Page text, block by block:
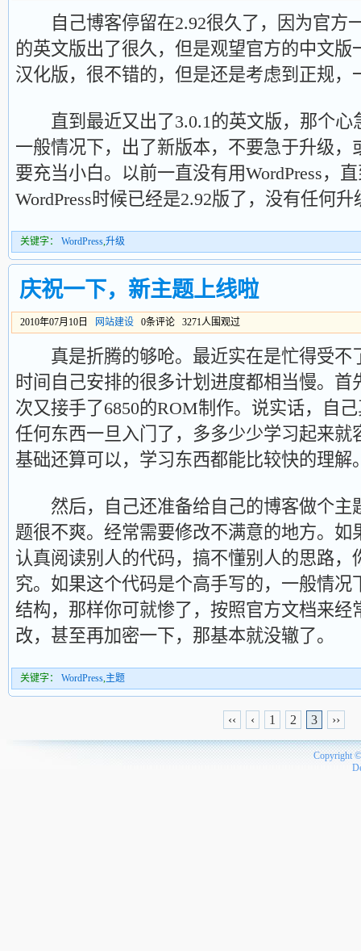
自己博客停留在2.92很久了，因为官方
的英文版出了很久，但是观望官方的中文版
汉化版，很不错的，但是还是考虑到正规，
直到最近又出了3.0.1的英文版，那个心
一般情况下，出了新版本，不要急于升级，
要充当小白。以前一直没有用WordPress，
WordPress时候已经是2.92版了，没有任何
关键字： WordPress,升级
庆祝一下，新主题上线啦
2010年07月10日 网站建设 0条评论 3271人围观过
真是折腾的够呛。最近实在是忙得受不
时间自己安排的很多计划进度都相当慢。首
次又接手了6850的ROM制作。说实话，自
任何东西一旦入门了，多多少少学习起来就
基础还算可以，学习东西都能比较快的理解
然后，自己还准备给自己的博客做个主
题很不爽。经常需要修改不满意的地方。如
认真阅读别人的代码，搞不懂别人的思路，
究。如果这个代码是个高手写的，一般情况
结构，那样你可就惨了，按照官方文档来经
改，甚至再加密一下，那基本就没辙了。
关键字： WordPress,主题
‹‹ ‹ 1 2 3 ››
Copyright